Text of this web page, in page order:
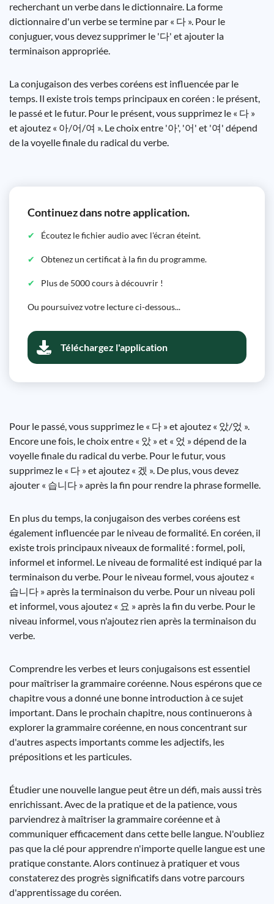
recherchant un verbe dans le dictionnaire. La forme
dictionnaire d'un verbe se termine par « 다 ». Pour le
conjuguer, vous devez supprimer le '다' et ajouter la
terminaison appropriée.
La conjugaison des verbes coréens est influencée par le
temps. Il existe trois temps principaux en coréen : le présent,
le passé et le futur. Pour le présent, vous supprimez le « 다 »
et ajoutez « 아/어/여 ». Le choix entre '아', '어' et '여' dépend
de la voyelle finale du radical du verbe.
Continuez dans notre application.
Écoutez le fichier audio avec l'écran éteint.
Obtenez un certificat à la fin du programme.
Plus de 5000 cours à découvrir !
Ou poursuivez votre lecture ci-dessous...
Téléchargez l'application
Pour le passé, vous supprimez le « 다 » et ajoutez « 았/었 ».
Encore une fois, le choix entre « 았 » et « 었 » dépend de la
voyelle finale du radical du verbe. Pour le futur, vous
supprimez le « 다 » et ajoutez « 겠 ». De plus, vous devez
ajouter « 습니다 » après la fin pour rendre la phrase formelle.
En plus du temps, la conjugaison des verbes coréens est
également influencée par le niveau de formalité. En coréen, il
existe trois principaux niveaux de formalité : formel, poli,
informel et informel. Le niveau de formalité est indiqué par la
terminaison du verbe. Pour le niveau formel, vous ajoutez «
습니다 » après la terminaison du verbe. Pour un niveau poli
et informel, vous ajoutez « 요 » après la fin du verbe. Pour le
niveau informel, vous n'ajoutez rien après la terminaison du
verbe.
Comprendre les verbes et leurs conjugaisons est essentiel
pour maîtriser la grammaire coréenne. Nous espérons que ce
chapitre vous a donné une bonne introduction à ce sujet
important. Dans le prochain chapitre, nous continuerons à
explorer la grammaire coréenne, en nous concentrant sur
d'autres aspects importants comme les adjectifs, les
prépositions et les particules.
Étudier une nouvelle langue peut être un défi, mais aussi très
enrichissant. Avec de la pratique et de la patience, vous
parviendrez à maîtriser la grammaire coréenne et à
communiquer efficacement dans cette belle langue. N'oubliez
pas que la clé pour apprendre n'importe quelle langue est une
pratique constante. Alors continuez à pratiquer et vous
constaterez des progrès significatifs dans votre parcours
d'apprentissage du coréen.